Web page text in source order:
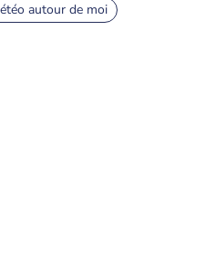
autour de moi